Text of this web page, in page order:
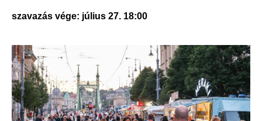
szavazás vége: július 27. 18:00